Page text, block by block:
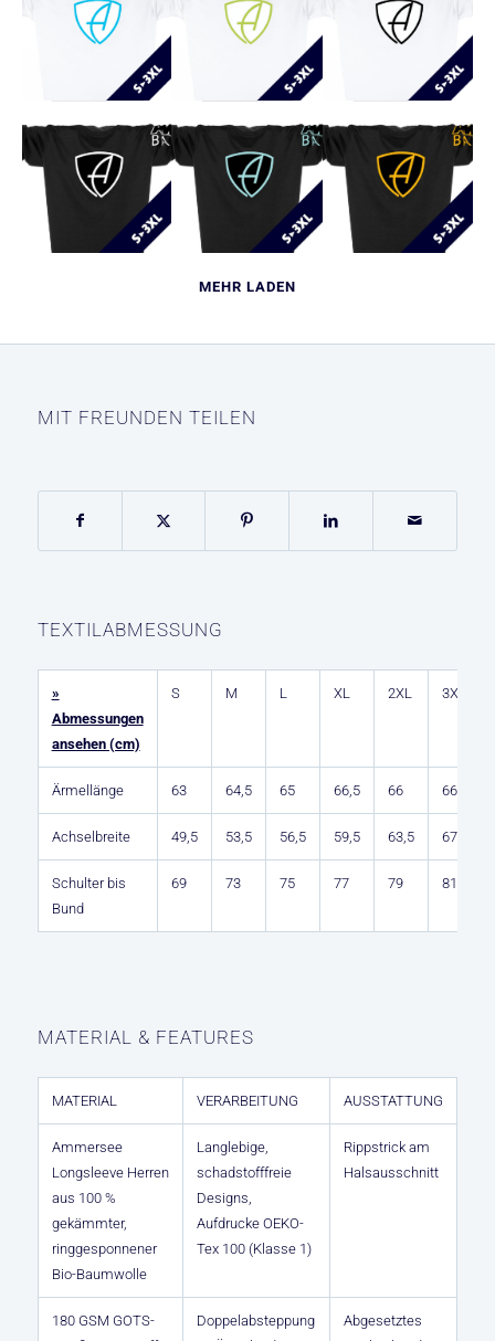
MEHR LADEN
MIT FREUNDEN TEILEN
TEXTILABMESSUNG
»
Abmessungen
ansehen (cm)
S M L XL 2XL 3XL
Ärmellänge 63 64,5 65 66,5 66 66,5
Achselbreite 49,5 53,5 56,5 59,5 63,5 67,5
Schulter bis
Bund
69 73 75 77 79 81
MATERIAL & FEATURES
MATERIAL VERARBEITUNG AUSSTATTUNG
Ammersee
Longsleeve Herren
aus 100 %
gekämmter,
ringgesponnener
Bio-Baumwolle
Langlebige,
schadstofffreie
Designs,
Aufdrucke OEKO-
Tex 100 (Klasse 1)
Rippstrick am
Halsausschnitt
180 GSM GOTS-
Doppelabsteppung
Abgesetztes